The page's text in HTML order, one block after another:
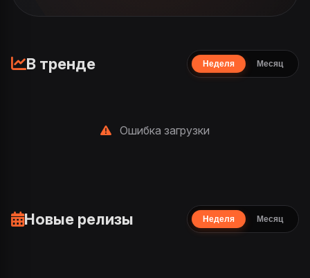
В тренде Неделя Месяц
Ошибка загрузки
Новые релизы Неделя Месяц